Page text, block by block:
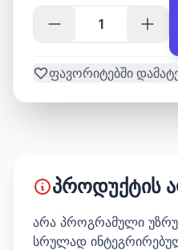
ფავორიტებში
პროდუქტის
არა პროგრამული
სრულად